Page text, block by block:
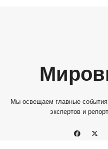
Мы освещаем главные
экспертов и